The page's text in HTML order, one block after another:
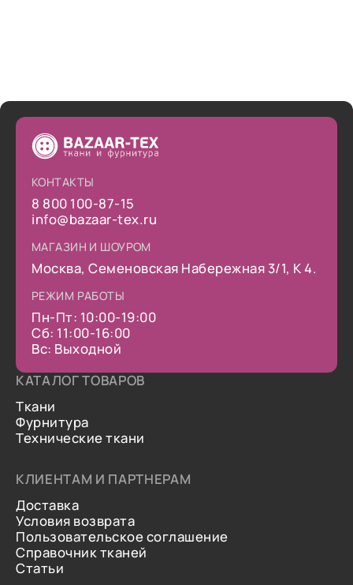
КОНТАКТЫ
8 800 100-87-15
info@bazaar-tex.ru
МАГАЗИН И ШОУРОМ
Москва, Семеновская Набережная 3/1, К 4.
РЕЖИМ РАБОТЫ
Пн-Пт: 10:00-19:00
Сб: 11:00-16:00
Вс: Выходной
КАТАЛОГ ТОВАРОВ
Ткани
Фурнитура
Технические ткани
КЛИЕНТАМ И ПАРТНЕРАМ
Доставка
Условия возврата
Пользовательское соглашение
Справочник тканей
Статьи